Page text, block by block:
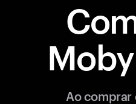
Ao comprar